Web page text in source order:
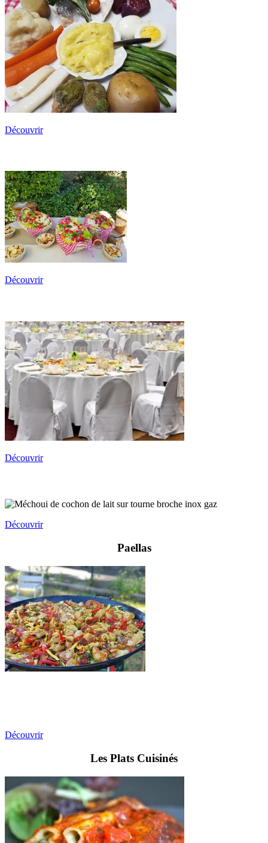
Découvrir
Découvrir
Découvrir
Découvrir
Paellas
Découvrir
Les Plats Cuisinés